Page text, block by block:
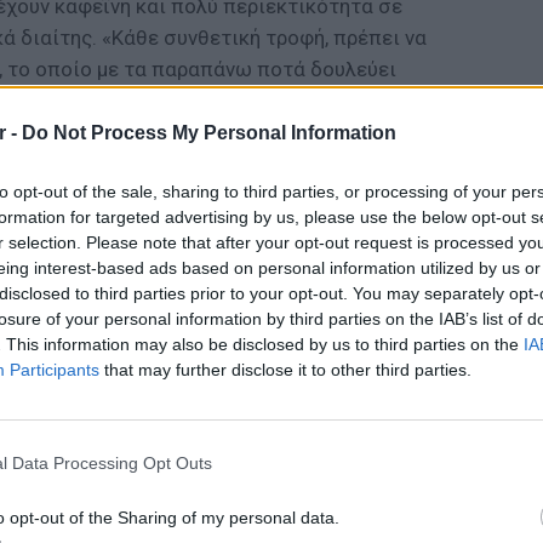
- Do Not Process My Personal Information
opt-out of the sale, sharing to third parties, or processing of your
for targeted advertising by us, please use the below opt-out
selection. Please note that after your opt-out request is processed
interest-based ads based on personal information utilized by us
to third parties prior to your opt-out. You may separately
of your personal information by third parties on the IAB’s list of
This information may also be disclosed by us to third parties on the
Participants that may further disclose it to other third parties.
Data Processing Opt Outs
opt-out of the Sharing of my personal data.
Η
καφεΐνη και πολύ περιεκτικότητα σε
διαίτης. «Κάθε συνθετική τροφή, πρέπει να
το οποίο με τα παραπάνω ποτά δουλεύει
αφήνοντας σας κουρασμένους», λέει η
που αυξάνουν πολύ τον γλυκαιμικό
κακό κακώς καθώς και τον ρίχνουν απότομα
δραματικά την ενέργεια του. Τρόφιμα
όπως τα διάφορα fast food. Αντί λοιπόν
προτιμήστε να φάτε ένα μήλο ή
δώσουν περισσότερη ενέργεια από μια
ΔΙΑΦΗΜΙΣΗ